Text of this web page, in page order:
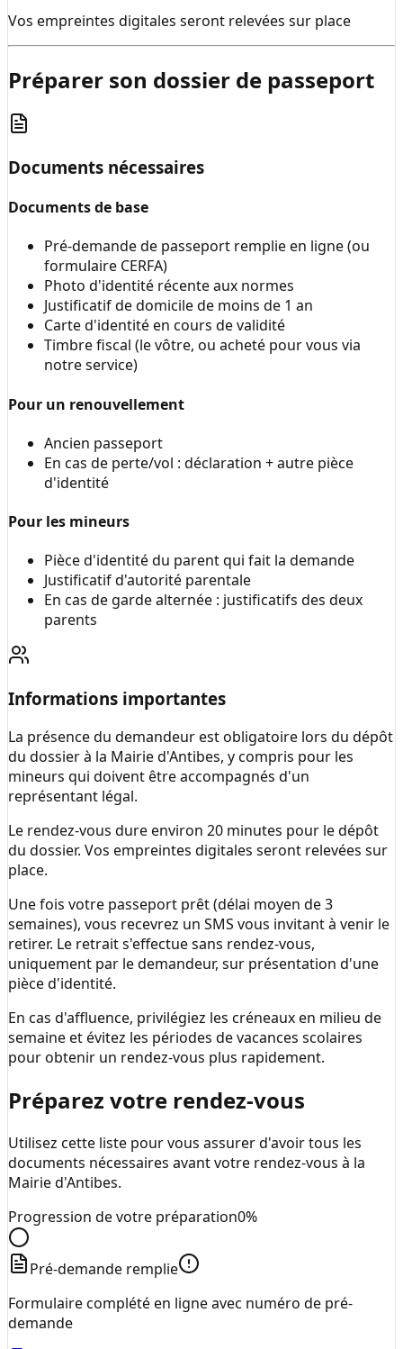
Vos empreintes digitales seront relevées sur place
Préparer son dossier de passeport
Documents nécessaires
Documents de base
Pré-demande de passeport remplie en ligne (ou
formulaire CERFA)
Photo d'identité récente aux normes
Justificatif de domicile de moins de 1 an
Carte d'identité en cours de validité
Timbre fiscal (le vôtre, ou acheté pour vous via
notre service)
Pour un renouvellement
Ancien passeport
En cas de perte/vol : déclaration + autre pièce
d'identité
Pour les mineurs
Pièce d'identité du parent qui fait la demande
Justificatif d'autorité parentale
En cas de garde alternée : justificatifs des deux
parents
Informations importantes
La présence du demandeur est obligatoire lors du dépôt
du dossier à la Mairie d'Antibes, y compris pour les
mineurs qui doivent être accompagnés d'un
représentant légal.
Le rendez-vous dure environ 20 minutes pour le dépôt
du dossier. Vos empreintes digitales seront relevées sur
place.
Une fois votre passeport prêt (délai moyen de 3
semaines), vous recevrez un SMS vous invitant à venir le
retirer. Le retrait s'effectue sans rendez-vous,
uniquement par le demandeur, sur présentation d'une
pièce d'identité.
En cas d'affluence, privilégiez les créneaux en milieu de
semaine et évitez les périodes de vacances scolaires
pour obtenir un rendez-vous plus rapidement.
Préparez votre rendez-vous
Utilisez cette liste pour vous assurer d'avoir tous les
documents nécessaires avant votre rendez-vous à la
Mairie d'Antibes.
Progression de votre préparation0%
Pré-demande remplie
Formulaire complété en ligne avec numéro de pré-
demande